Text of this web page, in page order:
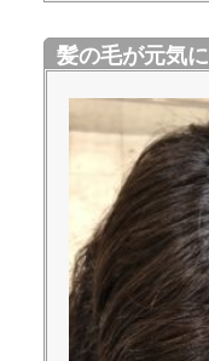
髪の毛が元気